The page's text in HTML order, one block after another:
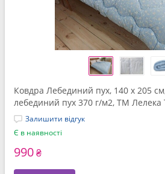
Ковдра Лебединий пух, 140 x 205
лебединий пух 370 г/м2, ТМ Лелека
Залишити відгук
Є в наявності
990₴